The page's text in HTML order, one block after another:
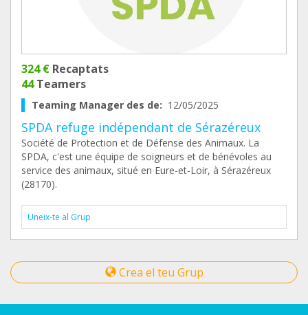
324 € Recaptats
44Teamers
Teaming Manager des de: 12/05/2025
SPDA refuge indépendant de Sérazéreux
Société de Protection et de Défense des Animaux. La
SPDA, c'est une équipe de soigneurs et de bénévoles au
service des animaux, situé en Eure-et-Loir, à Sérazéreux
(28170).
Uneix-te al Grup
Crea el teu Grup